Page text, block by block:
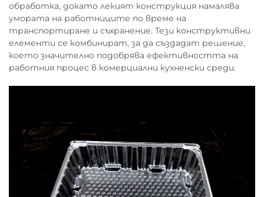
обработка, докато лекият конструкция намалява
умората на работниците по време на
транспортиране и съхранение. Тези конструктивни
елементи се комбинират, за да създадат решение,
което значително подобрява ефективността на
работния процес в комерциални кухненски среди.